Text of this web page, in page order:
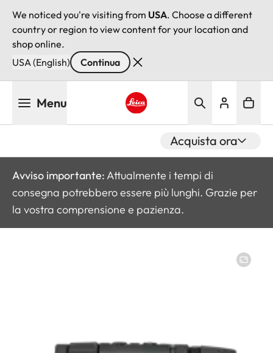
We noticed you're visiting from USA. Choose a different
country or region to view content for your location and
shop online.
USA (English)
Continua
Menu
Acquista ora
Avviso importante: Attualmente i tempi di
consegna potrebbero essere più lunghi. Grazie per
la vostra comprensione e pazienza.